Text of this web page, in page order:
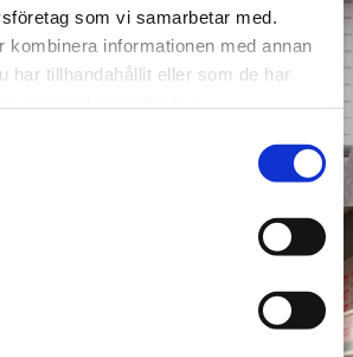
som vi samarbetar med.
kombinera informationen med annan
har tillhandahållit eller som de har
Vår historia